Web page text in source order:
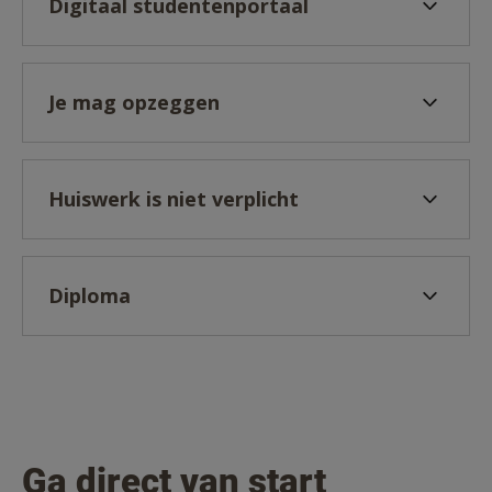
Digitaal studentenportaal
Je mag opzeggen
Huiswerk is niet verplicht
Diploma
Ga direct van start